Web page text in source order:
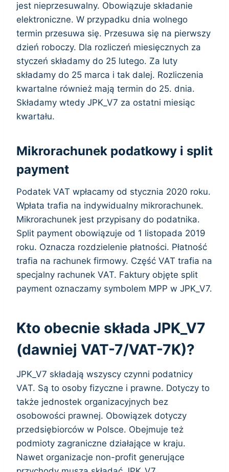
jest nieprzesuwalny. Obowiązuje składanie
elektroniczne. W przypadku dnia wolnego
termin przesuwa się. Przesuwa się na pierwszy
dzień roboczy. Dla rozliczeń miesięcznych za
styczeń składamy do 25 lutego. Za luty
składamy do 25 marca i tak dalej. Rozliczenia
kwartalne również mają termin do 25. dnia.
Składamy wtedy JPK_V7 za ostatni miesiąc
kwartału.
Mikrorachunek podatkowy i split
payment
Podatek VAT wpłacamy od stycznia 2020 roku.
Wpłata trafia na indywidualny mikrorachunek.
Mikrorachunek jest przypisany do podatnika.
Split payment obowiązuje od 1 listopada 2019
roku. Oznacza rozdzielenie płatności. Płatność
trafia na rachunek firmowy. Część VAT trafia na
specjalny rachunek VAT. Faktury objęte split
payment oznaczamy symbolem MPP w JPK_V7.
Kto obecnie składa JPK_V7
(dawniej VAT-7/VAT-7K)?
JPK_V7 składają wszyscy czynni podatnicy
VAT. Są to osoby fizyczne i prawne. Dotyczy to
także jednostek organizacyjnych bez
osobowości prawnej. Obowiązek dotyczy
przedsiębiorców w Polsce. Obejmuje też
podmioty zagraniczne działające w kraju.
Nawet organizacje non-profit generujące